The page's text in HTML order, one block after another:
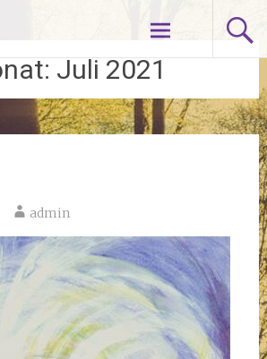
Juli 2021
admin